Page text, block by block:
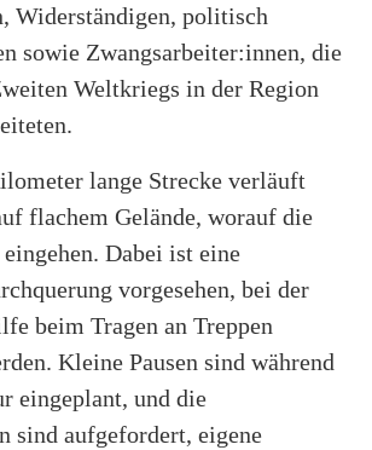
Widerständigen, politisch
sowie Zwangsarbeiter:innen, die
Weltkriegs in der Region
lange Strecke verläuft
flachem Gelände, worauf die
Dabei ist eine
vorgesehen, bei der
beim Tragen an Treppen
Kleine Pausen sind während
eingeplant, und die
sind aufgefordert, eigene